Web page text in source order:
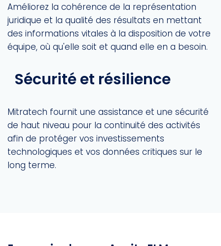
Améliorez la cohérence de la représentation
juridique et la qualité des résultats en mettant
des informations vitales à la disposition de votre
équipe, où qu'elle soit et quand elle en a besoin.
Sécurité et résilience
Mitratech fournit une assistance et une sécurité
de haut niveau pour la continuité des activités
afin de protéger vos investissements
technologiques et vos données critiques sur le
long terme.